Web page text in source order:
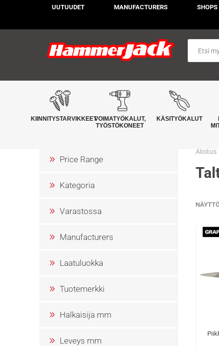
UUTUUDET MANUFACTURERS SHOPS
KIINNITYSTARVIKKEETVOIMATYÖKALUT,
TYÖSTÖKONEET
KÄSITYÖKALUT
Aloitus
Price Range
Kategoria
Varastossa
Manufacturers
Laatuluokka
Tuotemerkki
Halkaisija mm
Leveys mm